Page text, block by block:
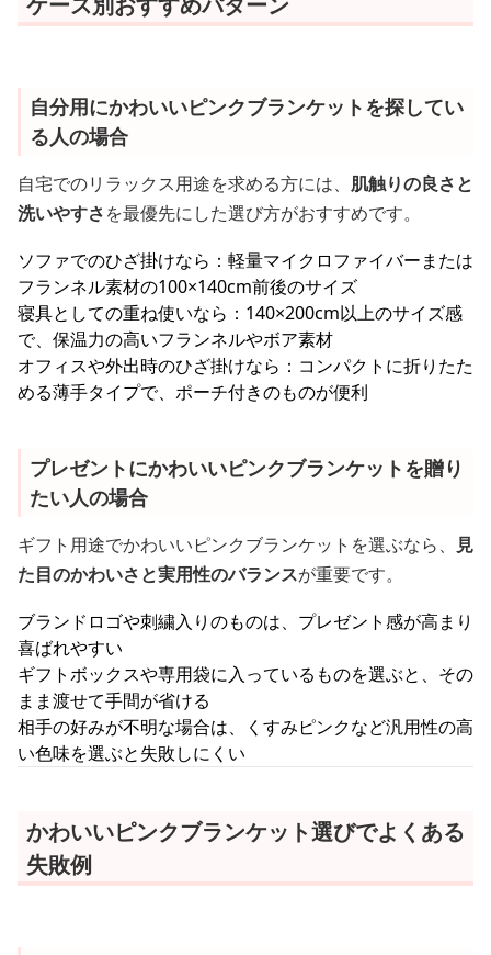
自分用にかわいいピンクブランケットを探してい
る人の場合
自宅でのリラックス用途を求める方には、 肌触りの良さと
洗いやすさを最優先にした選び方がおすすめです。
ソファでのひざ掛けなら：軽量マイクロファイバーまたは
フランネル素材の100×140cm前後のサイズ
寝具としての重ね使いなら：140×200cm以上のサイズ感
で、保温力の高いフランネルやボア素材
オフィスや外出時のひざ掛けなら：コンパクトに折りたた
める薄手タイプで、ポーチ付きのものが便利
プレゼントにかわいいピンクブランケットを贈り
たい人の場合
ギフト用途でかわいいピンクブランケットを選ぶなら、
見
た目のかわいさと実用性のバランスが重要です。
ブランドロゴや刺繍入りのものは、プレゼント感が高まり
喜ばれやすい
ギフトボックスや専用袋に入っているものを選ぶと、その
まま渡せて手間が省ける
相手の好みが不明な場合は、くすみピンクなど汎用性の高
い色味を選ぶと失敗しにくい
かわいいピンクブランケット選びでよくある
失敗例